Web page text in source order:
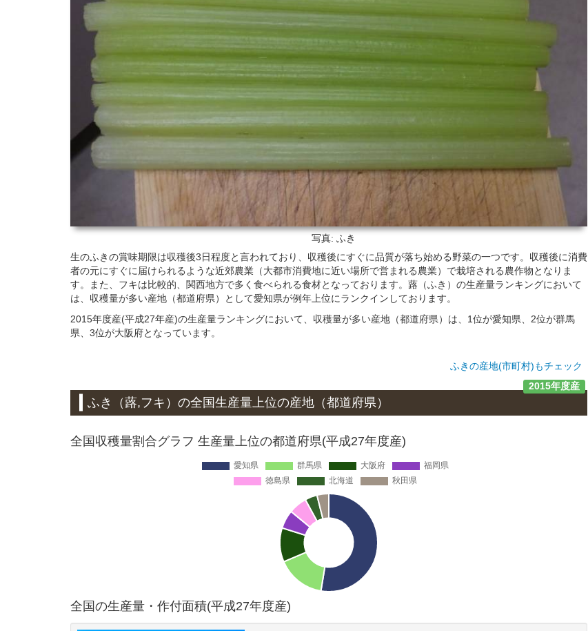
写真: ふき
生のふきの賞味期限は収穫後3日程度と言われており、収穫後にすぐに品質が落ち始める野菜の一つです。収穫後に消費
者の元にすぐに届けられるような近郊農業（大都市消費地に近い場所で営まれる農業）で栽培される農作物となりま
す。また、フキは比較的、関西地方で多く食べられる食材となっております。蕗（ふき）の生産量ランキングにおいて
は、収穫量が多い産地（都道府県）として愛知県が例年上位にランクインしております。
2015年度産(平成27年産)の生産量ランキングにおいて、収穫量が多い産地（都道府県）は、1位が愛知県、2位が群馬
県、3位が大阪府となっています。
ふきの産地(市町村)もチェック
2015年度産
ふき（蕗,フキ）の全国生産量上位の産地 （都道府県）
全国収穫量割合グラフ 生産量上位の都道府県(平成27年度産)
全国の生産量・作付面積(平成27年度産)